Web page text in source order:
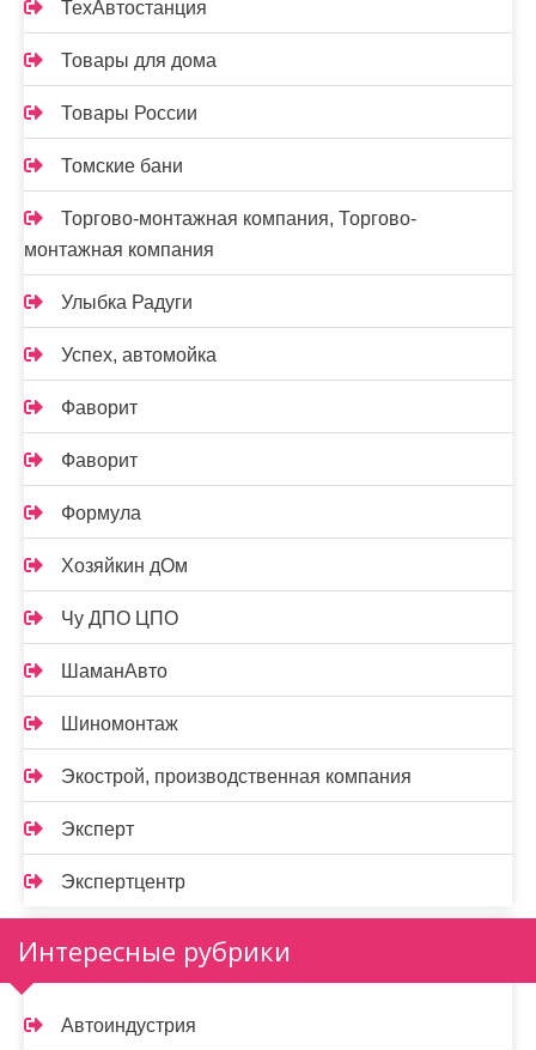
ТехАвтостанция
Товары для дома
Товары России
Томские бани
Торгово-монтажная компания, Торгово-
монтажная компания
Улыбка Радуги
Успех, автомойка
Фаворит
Фаворит
Формула
Хозяйкин дОм
Чу ДПО ЦПО
ШаманАвто
Шиномонтаж
Экострой, производственная компания
Эксперт
Экспертцентр
Интересные рубрики
Автоиндустрия